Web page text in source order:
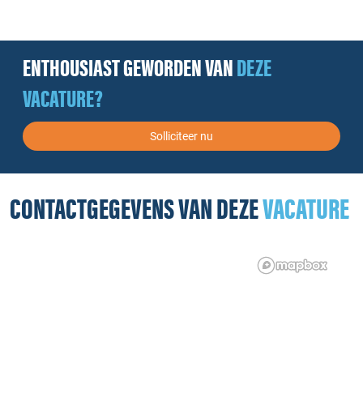
ENTHOUSIAST GEWORDEN VANDEZE
VACATURE?
Solliciteer nu
CONTACTGEGEVENS VAN DEZEVACATURE